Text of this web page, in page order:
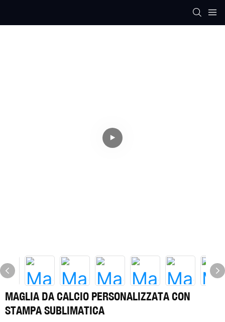
MAGLIA DA CALCIO PERSONALIZZATA CON
STAMPA SUBLIMATICA